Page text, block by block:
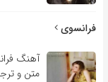
فرانسوی
متن و